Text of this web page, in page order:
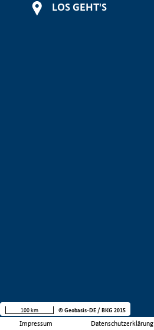
LOS GEHT'S
Impressum Datenschutzerklärung
100 km © Geobasis-DE / BKG 2015